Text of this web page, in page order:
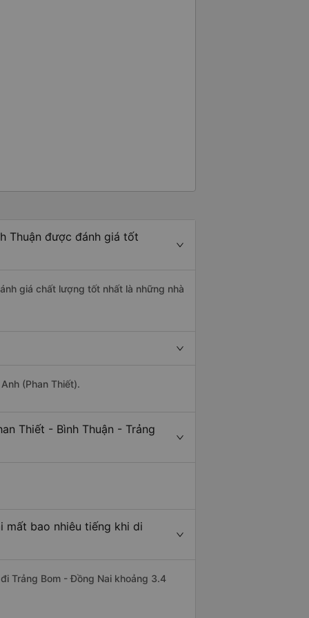
Thuận được đánh giá tốt
giá chất lượng tốt nhất là những nhà
(Phan Thiết).
Thiết - Bình Thuận - Trảng
mất bao nhiêu tiếng khi di
Trảng Bom - Đồng Nai khoảng 3.4